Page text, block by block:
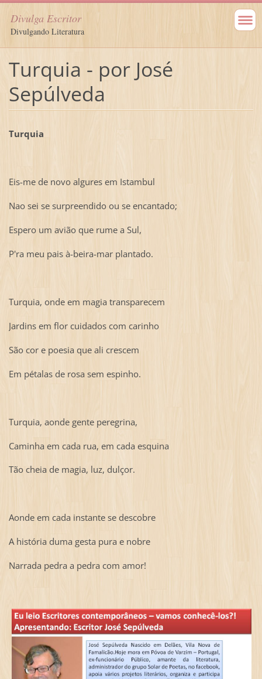
Divulga Escritor
Divulgando Literatura
Turquia - por José
Sepúlveda
Turquia
Eis-me de novo algures em Istambul
Nao sei se surpreendido ou se encantado;
Espero um avião que rume a Sul,
P'ra meu pais à-beira-mar plantado.
Turquia, onde em magia transparecem
Jardins em flor cuidados com carinho
São cor e poesia que ali crescem
Em pétalas de rosa sem espinho.
Turquia, aonde gente peregrina,
Caminha em cada rua, em cada esquina
Tão cheia de magia, luz, dulçor.
Aonde em cada instante se descobre
A história duma gesta pura e nobre
Narrada pedra a pedra com amor!